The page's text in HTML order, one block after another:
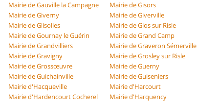
Mairie de Gauville la Campagne
Mairie de Gisors
Mairie de Giverny
Mairie de Giverville
Mairie de Glisolles
Mairie de Glos sur Risle
Mairie de Gournay le Guérin
Mairie de Grand Camp
Mairie de Grandvilliers
Mairie de Graveron Sémerville
Mairie de Gravigny
Mairie de Grosley sur Risle
Mairie de Grossœuvre
Mairie de Guerny
Mairie de Guichainville
Mairie de Guiseniers
Mairie d'Hacqueville
Mairie d'Harcourt
Mairie d'Hardencourt Cocherel
Mairie d'Harquency